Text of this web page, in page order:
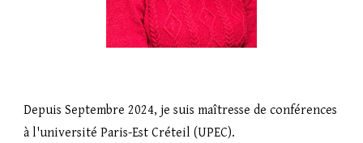
Depuis Septembre 2024, je suis maîtresse de conférences
à l'université Paris-Est Créteil (UPEC).